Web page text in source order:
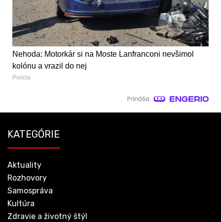
Nehoda: Motorkár si na Moste Lanfranconi nevšimol
kolónu a vrazil do nej
Polícia
KATEGÓRIE
Aktuality
Rozhovory
Samospráva
Kultúra
Zdravie a životný štýl